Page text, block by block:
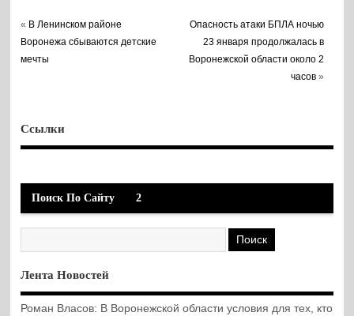
« В Ленинском районе
Воронежа сбываются детские
мечты
Опасность атаки БПЛА ночью
23 января продолжалась в
Воронежской области около 2
часов »
Ссылки
Поиск По Сайту 2
Лента Новостей
Роман Власов: В Воронежской области условия для тех, кто